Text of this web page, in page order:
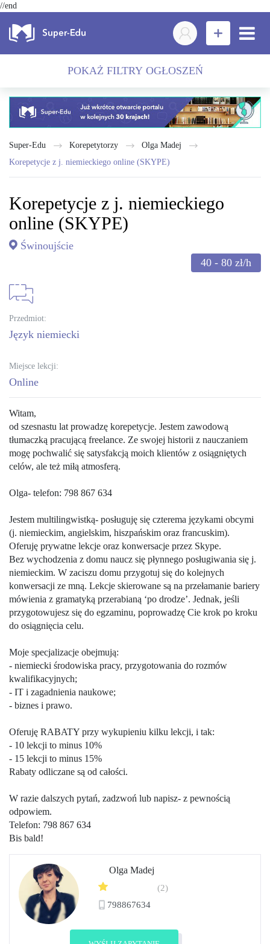
//end
POKAŻ FILTRY OGŁOSZEŃ
Super-Edu Korepetytorzy
Olga Madej
Korepetycje z j. niemieckiego online (SKYPE)
Korepetycje z j. niemieckiego
online (SKYPE)
Świnoujście
40 - 80 zł/h
Przedmiot:
język niemiecki
Miejsce lekcji:
Online
Witam,
od szesnastu lat prowadzę korepetycje. Jestem zawodową
tłumaczką pracującą freelance. Ze swojej historii z nauczaniem
mogę pochwalić się satysfakcją moich klientów z osiągniętych
celów, ale też miłą atmosferą.
Olga- telefon: 798 867 634
Jestem multilingwistką- posługuję się czterema językami obcymi
(j. niemieckim, angielskim, hiszpańskim oraz francuskim).
Oferuję prywatne lekcje oraz konwersacje przez Skype.
Bez wychodzenia z domu naucz się płynnego posługiwania się j.
niemieckim. W zaciszu domu przygotuj się do kolejnych
konwersacji ze mną. Lekcje skierowane są na przełamanie bariery
mówienia z gramatyką przerabianą ‘po drodze’. Jednak, jeśli
przygotowujesz się do egzaminu, poprowadzę Cie krok po kroku
do osiągnięcia celu.
Moje specjalizacje obejmują:
- niemiecki środowiska pracy, przygotowania do rozmów
kwalifikacyjnych;
- IT i zagadnienia naukowe;
- biznes i prawo.
Oferuję RABATY przy wykupieniu kilku lekcji, i tak:
- 10 lekcji to minus 10%
- 15 lekcji to minus 15%
Rabaty odliczane są od całości.
W razie dalszych pytań, zadzwoń lub napisz- z pewnością
odpowiem.
Telefon: 798 867 634
Bis bald!
Olga Madej
(2)
798867634